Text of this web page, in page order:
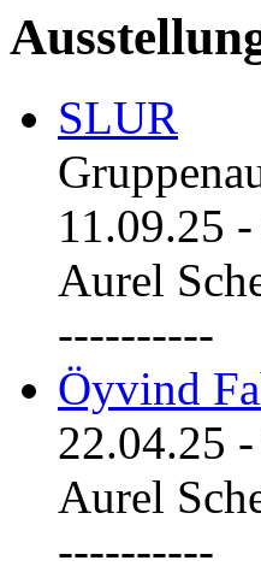
SLUR
11.09.25 -
Aurel
----------
Öyvind
22.04.25 -
Aurel
----------